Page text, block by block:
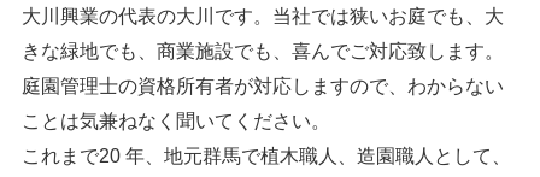
大川興業の代表の大川です。当社では狭いお庭でも、大
きな緑地でも、商業施設でも、喜んでご対応致します。
庭園管理士の資格所有者が対応しますので、わからない
ことは気兼ねなく聞いてください。
これまで20 年、地元群馬で植木職人、造園職人として、